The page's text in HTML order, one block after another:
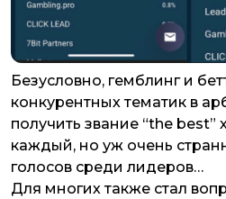
Безусловно, гемблинг и
конкурентных тематик в
получить звание “the best”
каждый, но уж очень
голосов среди лидеров…
Для многих также стал